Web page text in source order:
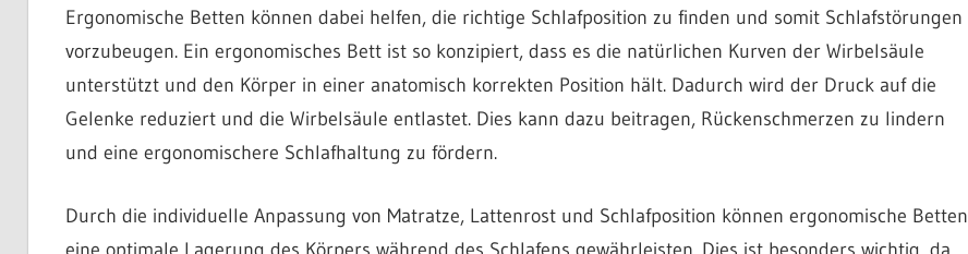
Ergonomische Betten können dabei helfen, die richtige Schlafposition zu finden und somit Schlafstörungen
vorzubeugen. Ein ergonomisches Bett ist so konzipiert, dass es die natürlichen Kurven der Wirbelsäule
unterstützt und den Körper in einer anatomisch korrekten Position hält. Dadurch wird der Druck auf die
Gelenke reduziert und die Wirbelsäule entlastet. Dies kann dazu beitragen, Rückenschmerzen zu lindern
und eine ergonomischere Schlafhaltung zu fördern.
Durch die individuelle Anpassung von Matratze, Lattenrost und Schlafposition können ergonomische Betten
eine optimale Lagerung des Körpers während des Schlafens gewährleisten. Dies ist besonders wichtig, da